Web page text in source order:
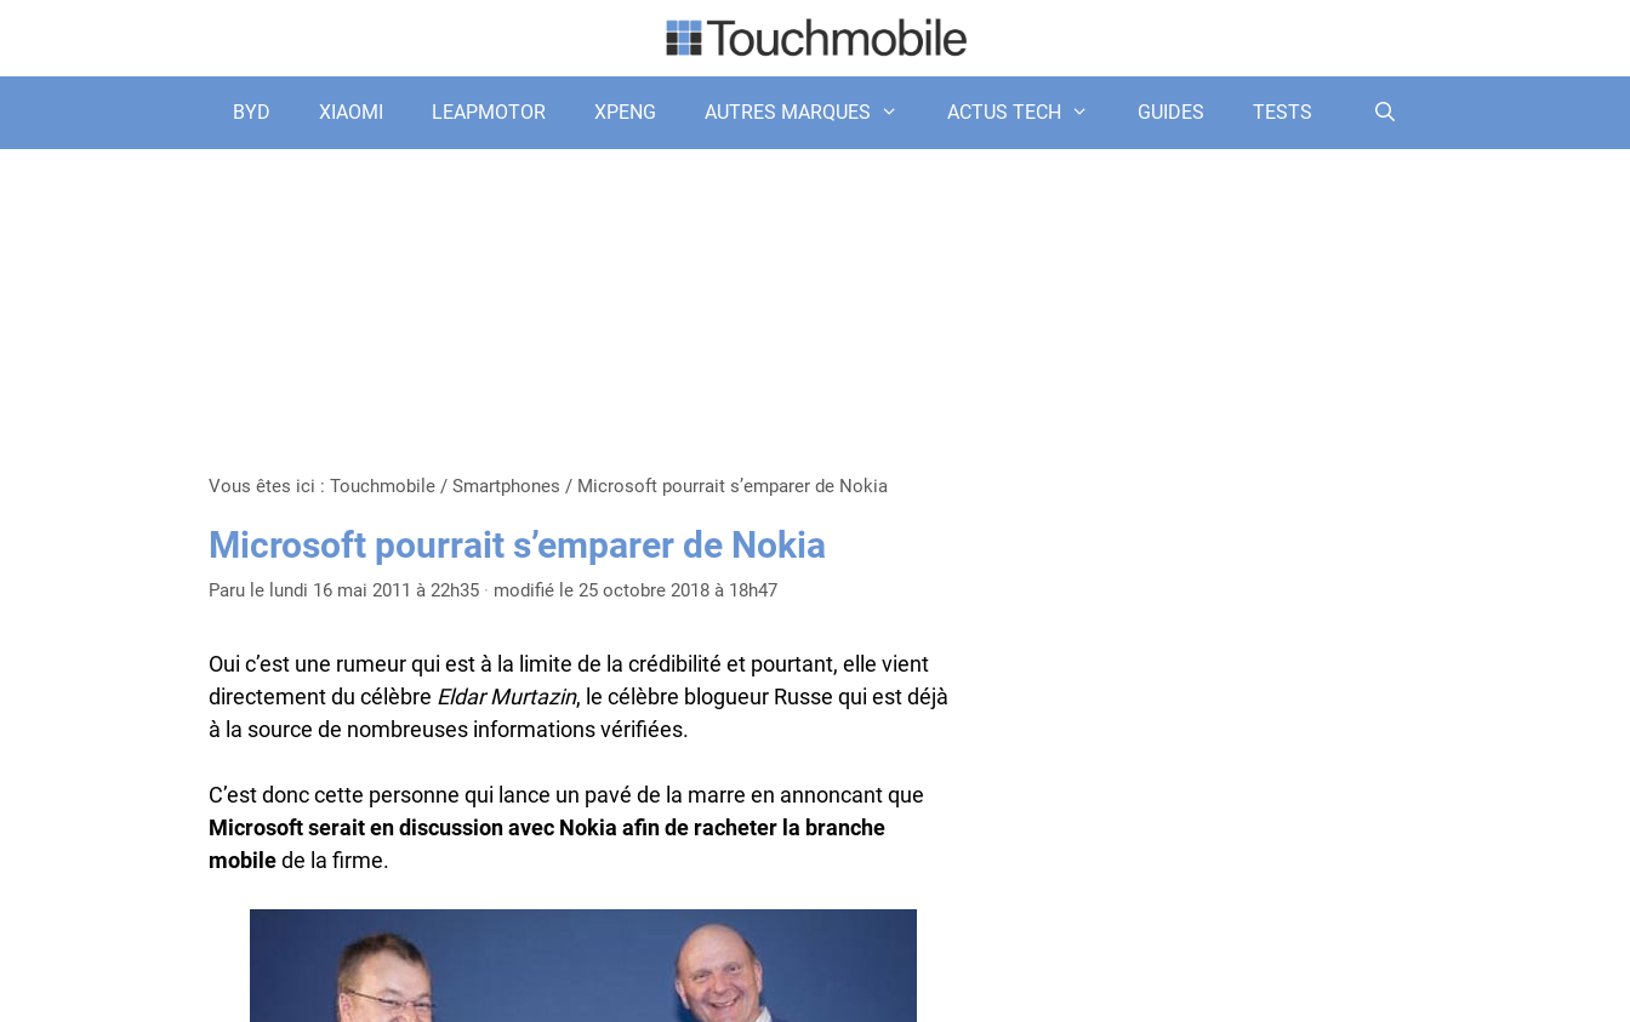
contenu
BYD XIAOMI LEAPMOTOR XPENG AUTRES MARQUES ACTUS TECH GUIDES TESTS
Vous êtes ici : Touchmobile / Smartphones / Microsoft pourrait s’emparer de Nokia
Microsoft pourrait s’emparer de Nokia
Paru le lundi 16 mai 2011 à 22h35 · modifié le 25 octobre 2018 à 18h47
Oui c’est une rumeur qui est à la limite de la crédibilité et pourtant, elle vient
directement du célèbre Eldar Murtazin, le célèbre blogueur Russe qui est déjà
à la source de nombreuses informations vérifiées.
C’est donc cette personne qui lance un pavé de la marre en annoncant que
Microsoft serait en discussion avec Nokia afin de racheter la branche
mobilede la firme.